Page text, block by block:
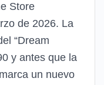
Store
de 2026. La
“Dream
y antes que la
un nuevo